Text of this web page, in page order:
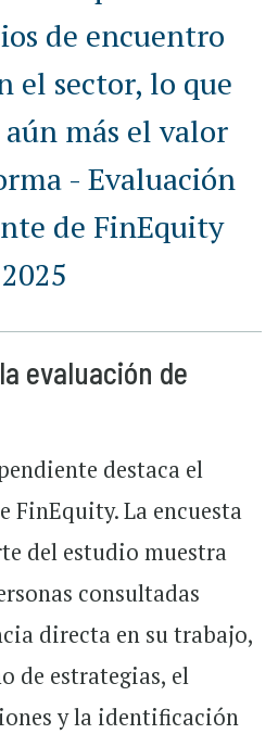
de encuentro
el sector, lo que
más el valor
- Evaluación
de FinEquity
2025
evaluación de
destaca el
FinEquity. La encuesta
del estudio muestra
consultadas
directa en su trabajo,
de estrategias, el
y la identificación